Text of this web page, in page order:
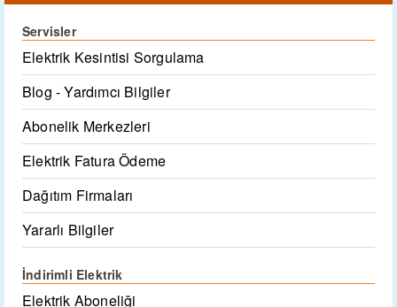
Servisler
Elektrik Kesintisi Sorgulama
Blog - Yardımcı Bilgiler
Abonelik Merkezleri
Elektrik Fatura Ödeme
Dağıtım Firmaları
Yararlı Bilgiler
İndirimli Elektrik
Elektrik Aboneliği